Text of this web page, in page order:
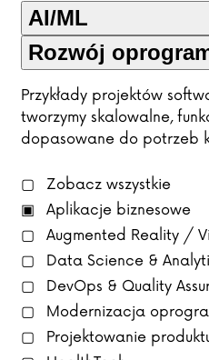
AI/ML
Rozwój
Przykłady projektów
tworzymy skalowalne,
dopasowane do potrzeb
Zobacz wszystkie
Aplikacje biznesowe
Augmented Reality /
Data Science &
DevOps & Quality
Modernizacja
Projektowanie